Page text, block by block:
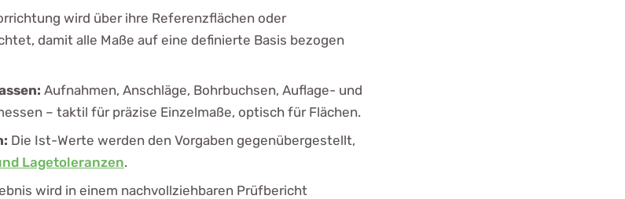
wird über ihre Referenzflächen oder
damit alle Maße auf eine definierte Basis bezogen
Aufnahmen, Anschläge, Bohrbuchsen, Auflage- und
– taktil für präzise Einzelmaße, optisch für Flächen.
Die Ist-Werte werden den Vorgaben gegenübergestellt,
Lagetoleranzen.
wird in einem nachvollziehbaren Prüfbericht